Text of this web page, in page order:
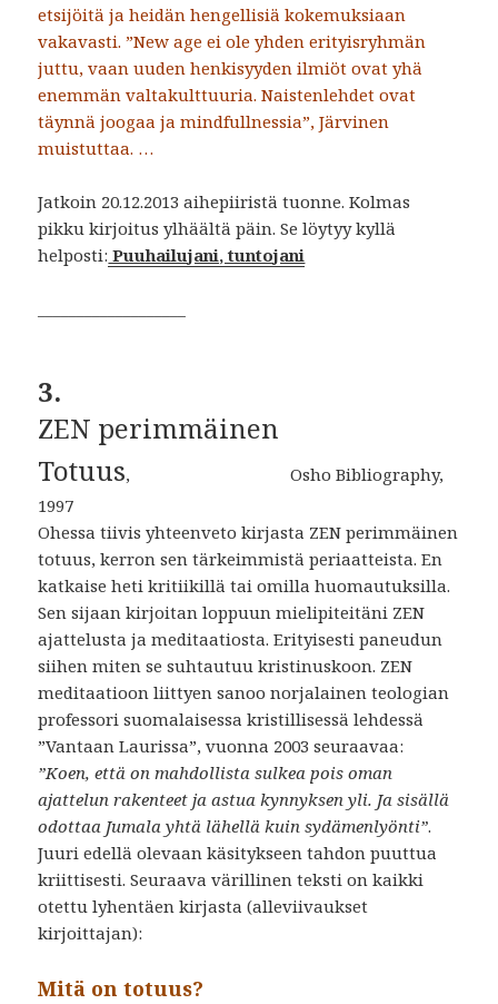
etsijöitä ja heidän hengellisiä kokemuksiaan
vakavasti. ”New age ei ole yhden erityisryhmän
juttu, vaan uuden henkisyyden ilmiöt ovat yhä
enemmän valtakulttuuria. Naistenlehdet ovat
täynnä joogaa ja mindfullnessia”, Järvinen
muistuttaa. …
Jatkoin 20.12.2013 aihepiiristä tuonne. Kolmas
pikku kirjoitus ylhäältä päin. Se löytyy kyllä
helposti: Puuhailujani, tuntojani
3.
ZEN perimmäinen
Totuus, Osho Bibliography,
1997
Ohessa tiivis yhteenveto kirjasta ZEN perimmäinen
totuus, kerron sen tärkeimmistä periaatteista. En
katkaise heti kritiikillä tai omilla huomautuksilla.
Sen sijaan kirjoitan loppuun mielipiteitäni ZEN
ajattelusta ja meditaatiosta. Erityisesti paneudun
siihen miten se suhtautuu kristinuskoon. ZEN
meditaatioon liittyen sanoo norjalainen teologian
professori suomalaisessa kristillisessä lehdessä
”Vantaan Laurissa”, vuonna 2003 seuraavaa:
”Koen, että on mahdollista sulkea pois oman
ajattelun rakenteet ja astua kynnyksen yli. Ja sisällä
odottaa Jumala yhtä lähellä kuin sydämenlyönti”.
Juuri edellä olevaan käsitykseen tahdon puuttua
kriittisesti. Seuraava värillinen teksti on kaikki
otettu lyhentäen kirjasta (alleviivaukset
kirjoittajan):
Mitä on totuus?